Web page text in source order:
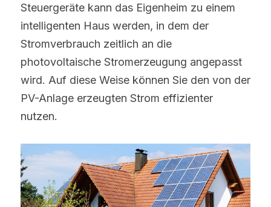
Steuergeräte kann das Eigenheim zu einem
intelligenten Haus werden, in dem der
Stromverbrauch zeitlich an die
photovoltaische Stromerzeugung angepasst
wird. Auf diese Weise können Sie den von der
PV-Anlage erzeugten Strom effizienter
nutzen.